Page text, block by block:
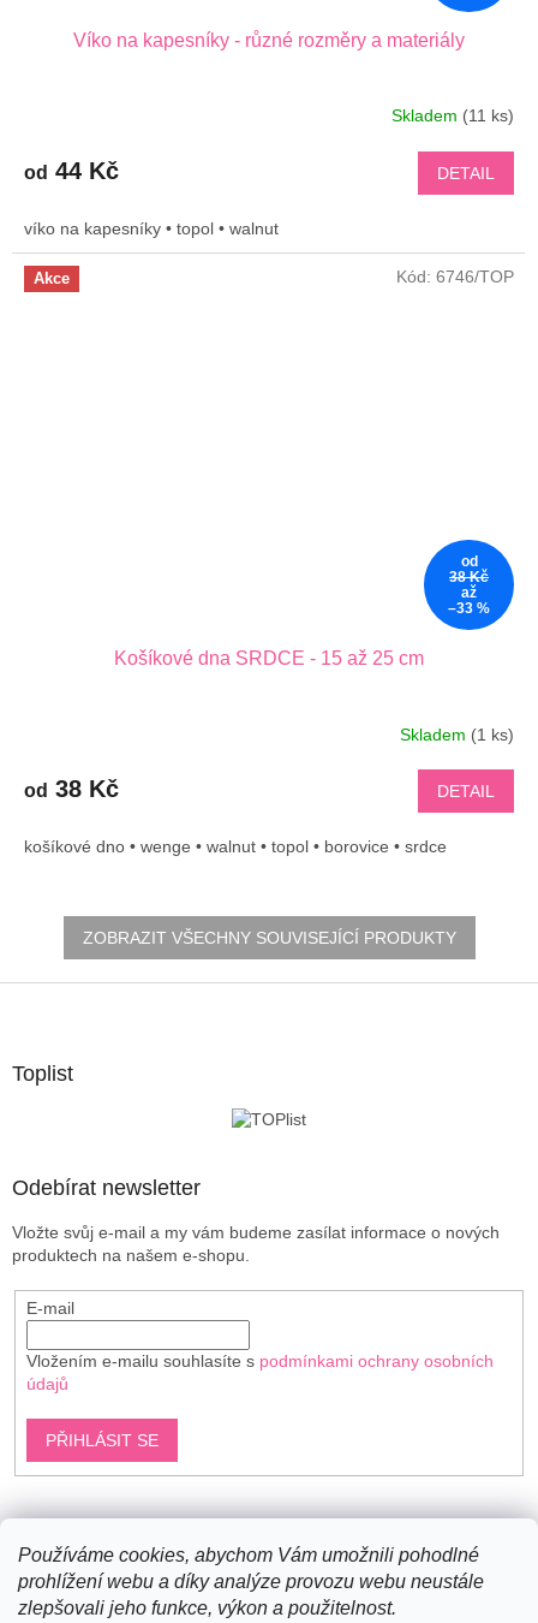
Používáme cookies, abychom Vám umožnili pohodlné
prohlížení webu a díky analýze provozu webu neustále
zlepšovali jeho funkce, výkon a použitelnost.
Víko na kapesníky - různé rozměry a materiály
Skladem (11 ks)
od 44 Kč DETAIL
víko na kapesníky • topol • walnut
Akce
od
38 Kč
až
–33 %
Košíkové dna SRDCE - 15 až 25 cm
Skladem (1 ks)
od 38 Kč DETAIL
košíkové dno • wenge • walnut • topol • borovice • srdce
Kód: 6746/TOP
ZOBRAZIT VŠECHNY SOUVISEJÍCÍ PRODUKTY
Toplist
Odebírat newsletter
Vložte svůj e-mail a my vám budeme zasílat informace o nových
produktech na našem e-shopu.
E-mail
Vložením e-mailu souhlasíte s podmínkami ochrany osobních
údajů
PŘIHLÁSIT SE